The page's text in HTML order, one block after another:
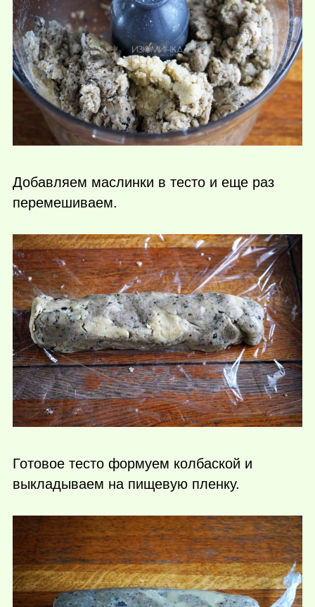
Добавляем маслинки в тесто и еще раз
перемешиваем.
Готовое тесто формуем колбаской и
выкладываем на пищевую пленку.